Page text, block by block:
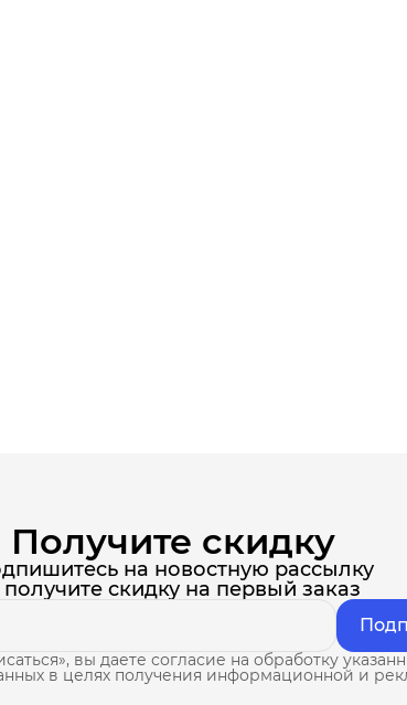
Получите скидку
на новостную рассылку
получите скидку на первый заказ
вы даете согласие на обработку
в целях получения информационной и